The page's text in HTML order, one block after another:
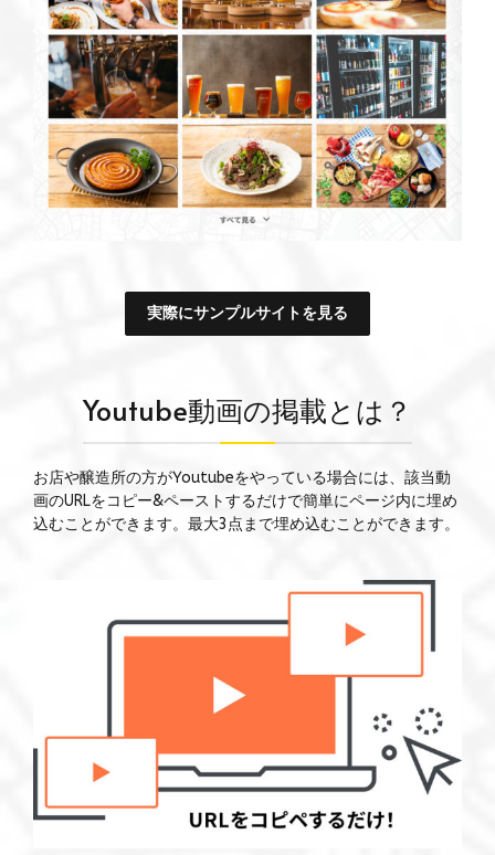
実際にサンプルサイトを見る
Youtube動画の掲載とは？
お店や醸造所の方がYoutubeをやっている場合には、該当動
画のURLをコピー&ペーストするだけで簡単にページ内に埋め
込むことができます。最大3点まで埋め込むことができます。